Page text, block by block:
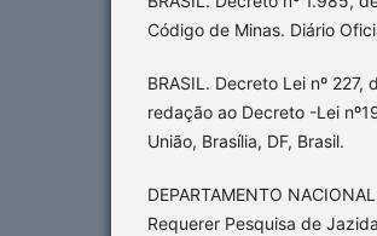
Código de Minas. Diário
BRASIL. Decreto Lei nº
redação ao Decreto -Lei
União, Brasília, DF, Brasil.
DEPARTAMENTO
Requerer Pesquisa de